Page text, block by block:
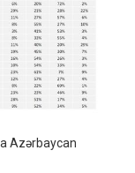
Azərbaycan